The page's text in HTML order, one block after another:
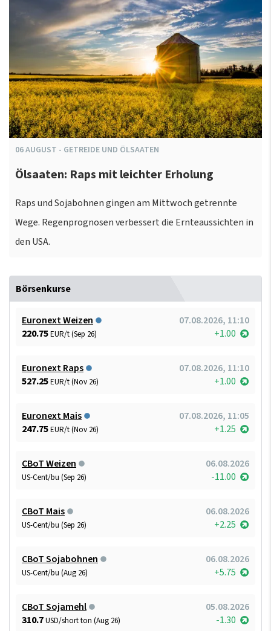
06AUGUST - GETREIDE UND ÖLSAATEN
Ölsaaten: Raps mit leichter Erholung
Raps und Sojabohnen gingen am Mittwoch getrennte
Wege. Regenprognosen verbessert die Ernteaussichten in
den USA.
Börsenkurse
Euronext Weizen
07.08.2026, 11:10
220.75EUR/t (Sep 26) +1.00
Euronext Raps
07.08.2026, 11:10
527.25EUR/t (Nov 26) +1.00
Euronext Mais
07.08.2026, 11:05
247.75EUR/t (Nov 26) +1.25
CBoT Weizen 06.08.2026
US-Cent/bu (Sep 26) -11.00
CBoT Mais 06.08.2026
US-Cent/bu (Sep 26) +2.25
CBoT Sojabohnen 06.08.2026
US-Cent/bu (Aug 26) +5.75
CBoT Sojamehl
05.08.2026
310.7USD/short ton (Aug 26) -1.30